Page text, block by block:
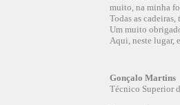
muito, na minha
Todas as
Um muito
Aqui, neste lugar,
Gonçalo Martins
Técnico Superior